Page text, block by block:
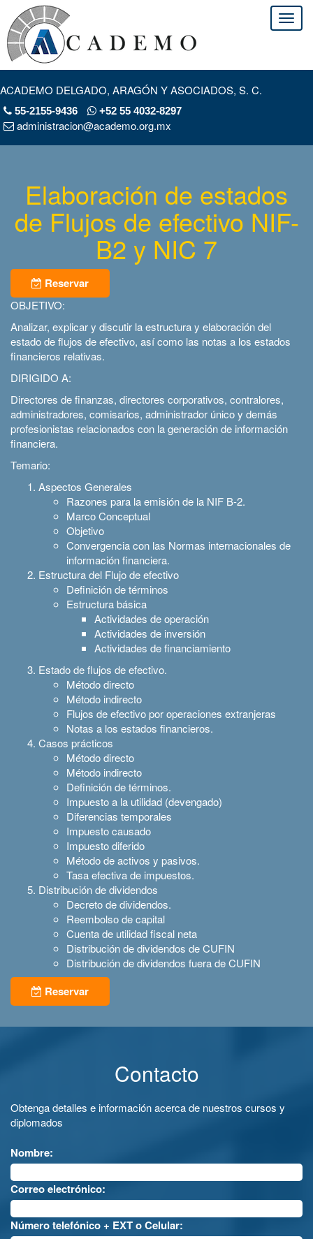
ACADEMO DELGADO, ARAGÓN Y ASOCIADOS, S. C.
55-2155-9436 +52 55 4032-8297
administracion@academo.org.mx
Elaboración de estados
de Flujos de efectivo NIF-
B2 y NIC 7
Reservar
OBJETIVO:
Analizar, explicar y discutir la estructura y elaboración del
estado de flujos de efectivo, así como las notas a los estados
financieros relativas.
DIRIGIDO A:
Directores de finanzas, directores corporativos, contralores,
administradores, comisarios, administrador único y demás
profesionistas relacionados con la generación de información
financiera.
Temario:
Aspectos Generales
Razones para la emisión de la NIF B-2.
Marco Conceptual
Objetivo
Convergencia con las Normas internacionales de
información financiera.
Estructura del Flujo de efectivo
Definición de términos
Estructura básica
Actividades de operación
Actividades de inversión
Actividades de financiamiento
Estado de flujos de efectivo.
Método directo
Método indirecto
Flujos de efectivo por operaciones extranjeras
Notas a los estados financieros.
Casos prácticos
Método directo
Método indirecto
Definición de términos.
Impuesto a la utilidad (devengado)
Diferencias temporales
Impuesto causado
Impuesto diferido
Método de activos y pasivos.
Tasa efectiva de impuestos.
Distribución de dividendos
Decreto de dividendos.
Reembolso de capital
Cuenta de utilidad fiscal neta
Distribución de dividendos de CUFIN
Distribución de dividendos fuera de CUFIN
Reservar
Contacto
Obtenga detalles e información acerca de nuestros cursos y
diplomados
Nombre:
Correo electrónico:
Número telefónico + EXT o Celular: